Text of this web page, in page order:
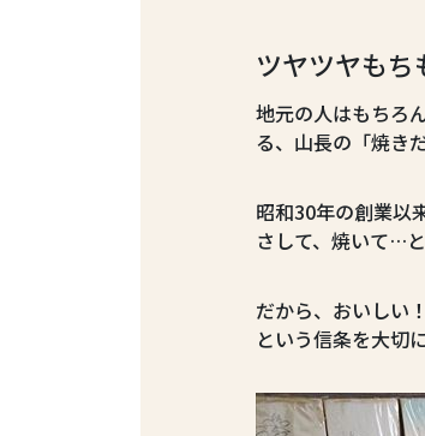
ツヤツヤも
地元の人はもちろ
る、山長の「焼き
昭和30年の創業以
さして、焼いて…
だから、おいしい
という信条を大切